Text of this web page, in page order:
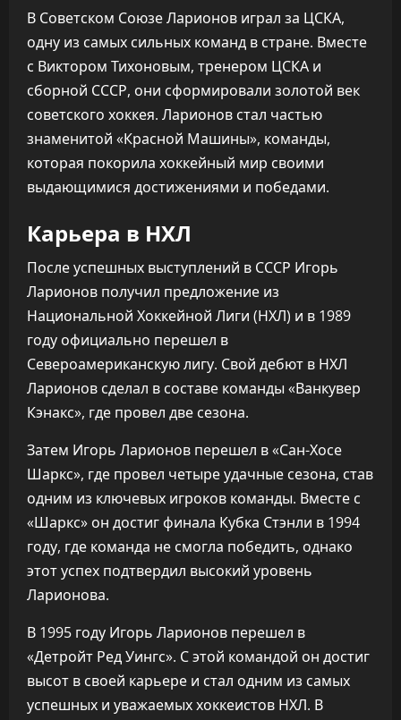
В Советском Союзе Ларионов играл за ЦСКА,
одну из самых сильных команд в стране. Вместе
с Виктором Тихоновым, тренером ЦСКА и
сборной СССР, они сформировали золотой век
советского хоккея. Ларионов стал частью
знаменитой «Красной Машины», команды,
которая покорила хоккейный мир своими
выдающимися достижениями и победами.
Карьера в НХЛ
После успешных выступлений в СССР Игорь
Ларионов получил предложение из
Национальной Хоккейной Лиги (НХЛ) и в 1989
году официально перешел в
Североамериканскую лигу. Свой дебют в НХЛ
Ларионов сделал в составе команды «Ванкувер
Кэнакс», где провел две сезона.
Затем Игорь Ларионов перешел в «Сан-Хосе
Шаркс», где провел четыре удачные сезона, став
одним из ключевых игроков команды. Вместе с
«Шаркс» он достиг финала Кубка Стэнли в 1994
году, где команда не смогла победить, однако
этот успех подтвердил высокий уровень
Ларионова.
В 1995 году Игорь Ларионов перешел в
«Детройт Ред Уингс». С этой командой он достиг
высот в своей карьере и стал одним из самых
успешных и уважаемых хоккеистов НХЛ. В